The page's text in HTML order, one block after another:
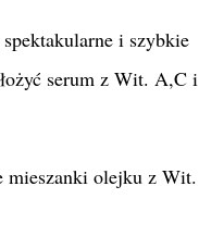
i szybkie
serum z Wit. A,C i
mieszanki olejku z Wit.